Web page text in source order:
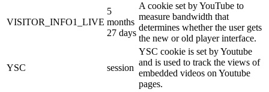
VISITOR_INFO1_LIVE
5
months
27 days
A cookie set by YouTube to
measure bandwidth that
determines whether the user gets
the new or old player interface.
YSC session
YSC cookie is set by Youtube
and is used to track the views of
embedded videos on Youtube
pages.